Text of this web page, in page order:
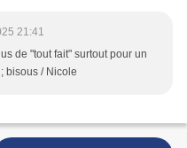
21:41
de "tout fait" surtout pour un
bisous / Nicole